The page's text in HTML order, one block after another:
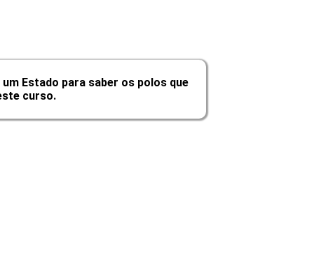
60h
um Estado para saber os polos que
curso.